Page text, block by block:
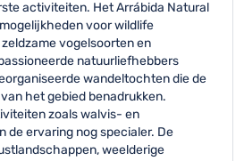
activiteiten. Het Arrábida Natural
voor wildlife
vogelsoorten en
natuurliefhebbers
wandeltochten die de
het gebied benadrukken.
zoals walvis- en
de ervaring nog specialer. De
weelderige